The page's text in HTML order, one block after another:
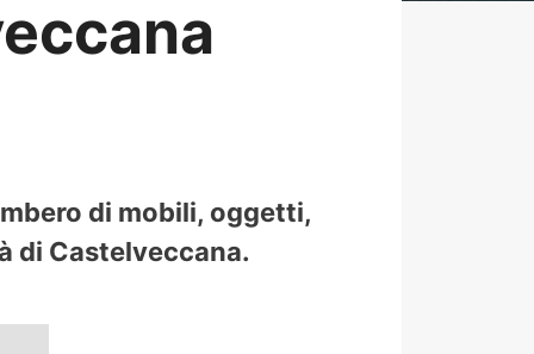
di mobili, oggetti,
di Castelveccana.